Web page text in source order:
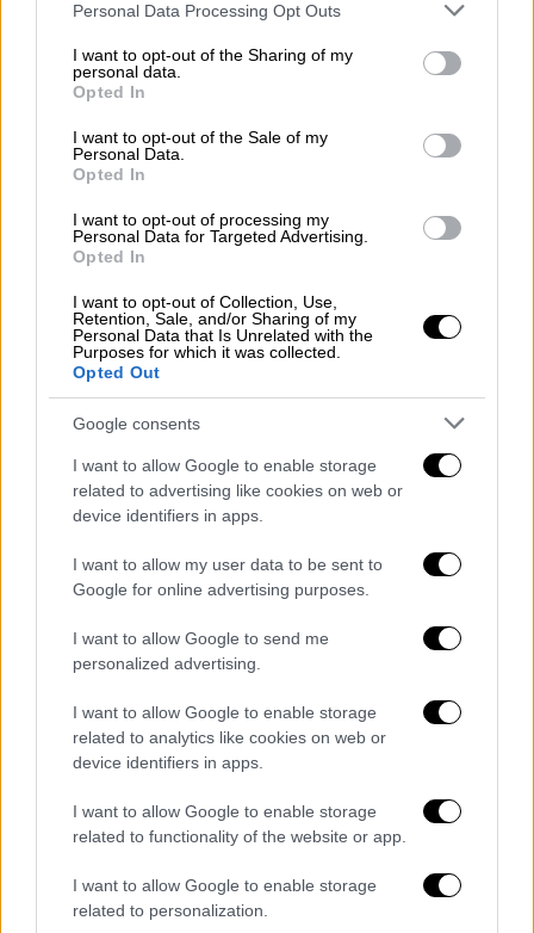
Please note that this website/app uses one or more Google
not limited to your visit or usage behaviour. You may click to
grant or deny consent to Google and its third-party tags to
use your data for below specified purposes in below Google
consent section.
Personal Data Processing Opt Outs
I want to opt-out of the Sharing of my
personal data.
Opted In
I want to opt-out of the Sale of my
Personal Data.
Opted In
I want to opt-out of processing my
Personal Data for Targeted Advertising.
Opted In
I want to opt-out of Collection, Use,
Retention, Sale, and/or Sharing of my
Personal Data that Is Unrelated with the
Purposes for which it was collected.
Opted Out
Google consents
I want to allow Google to enable storage
related to advertising like cookies on web or
device identifiers in apps.
I want to allow my user data to be sent to
Google for online advertising purposes.
I want to allow Google to send me
personalized advertising.
I want to allow Google to enable storage
related to analytics like cookies on web or
device identifiers in apps.
I want to allow Google to enable storage
related to functionality of the website or app.
I want to allow Google to enable storage
related to personalization.
μαζί συνυπάρχουμε και υπάρχει μια αγάπη και
μια εκτίμηση» ανέφερε, αρχικά, η
παρουσιάστρια και ηθοποιός.
προφανώς, με το ποιος έχει τον τίτλο και
ποιον αποκαλώ έτσι, τον είχα ρωτήσει αλλά
δεν χρειάζεται να τον ρωτήσω τελικά.Είναι
πάνω και από μπαμπάς. Ο Χρήστος είναι το
«Εγώ ποτέ δεν είχα σκεφτεί ότι θα έχω ένα
παιδί. Δεν ήταν μέσα στα πλάνα μου, ποτέ,
Βίκυ στη ζωή μου και ήρθε και η Δανάη, αυτό
μεγάλωμα ενός παιδιού άρχισε να γίνεται
Δηλαδή εκπαιδεύτηκα μέσα από το
μεγάλωμα της Δανάης. Έμαθα, την έμαθα και
με έμαθε. Είναι μια ωραία περιπέτεια αυτή.
Υπάρχει μεγάλη αγάπη, αγαπηθήκαμε πολύ»